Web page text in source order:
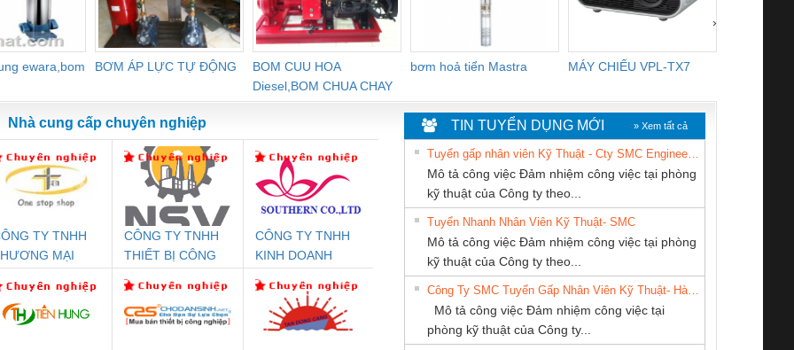
ewara,bom
BƠM ÁP LỰC TỰ ĐỘNG
BOM CUU HOA
Diesel,BOM CHUA CHAY
bơm hoả tiển Mastra MÁY CHIẾU VPL-TX7
›
An Toàn
Contact
1NO-
Rơ Le An Toàn
Phoenix Contact
PSR-SCP-
- 2981059
Bộ Lặp Tín Hiệu
PROFIBUS Phoenix
Contact PSI-REP-
PROFIBUS/12MB -
2708863
Rơ Le An Toàn
Phoenix Contact
2986960 – PSR-
SCP-
24DC/FSP/2X1/1X2
Bộ giám sát chuỗi
tấm pin
TRANSCLINIC 16I+
1K5 L (2433950000)
Bộ giám sát dòng
TRANSCLINIC 16I+
(2008130000)
Nhà cung cấp chuyên nghiệp
TY TNHH
MẠI
CÔNG TY TNHH
THIẾT BỊ CÔNG
SETSUBI VIỆT
NAM
CÔNG TY TNHH
KINH DOANH
PHƯƠNG NAM
CÔNG TY TNHH
THƯƠNG MẠI
DỊCH VỤ KỸ
THUẬT ĐIỆN CƠ
GIA HƯNG PHÁT
CÔNG TY TNHH
KỸ THUẬT KTECH
VIỆT NAM
Công Ty TNHH
Quốc Thịnh
TIN TUYỂN DỤNG MỚI » Xem tất cả
Mô tả công việc Đảm nhiệm công việc tại phòng
kỹ thuật của Công ty theo...
Tuyển Nhanh Nhân Viên Kỹ Thuật- SMC
Mô tả công việc Đảm nhiệm công việc tại phòng
kỹ thuật của Công ty theo...
Mô tả công việc Đảm nhiệm công việc tại
phòng kỹ thuật của Công ty...